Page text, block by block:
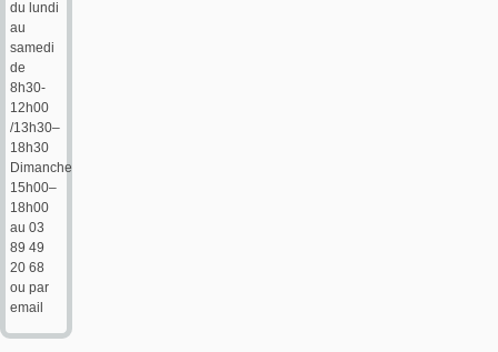
du lundi
au
samedi
de
8h30-
12h00
/13h30–
18h30
Dimanche
15h00–
18h00
au 03
89 49
20 68
ou par
email